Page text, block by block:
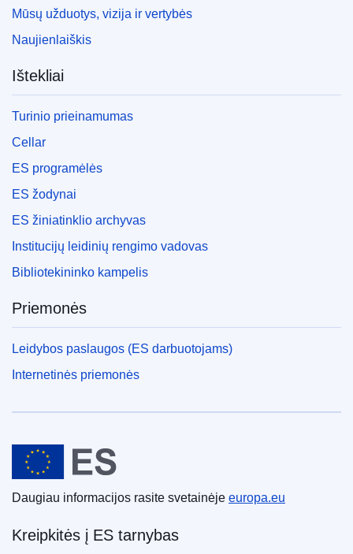
Mūsų užduotys, vizija ir vertybės
Naujienlaiškis
Ištekliai
Turinio prieinamumas
Cellar
ES programėlės
ES žodynai
ES žiniatinklio archyvas
Institucijų leidinių rengimo vadovas
Bibliotekininko kampelis
Priemonės
Leidybos paslaugos (ES darbuotojams)
Internetinės priemonės
Europos Sąjunga
Daugiau informacijos rasite svetainėje europa.eu
Kreipkitės į ES tarnybas